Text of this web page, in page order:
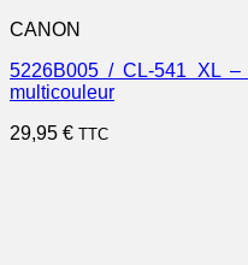
CANON
5226B005 / CL-541 XL
multicouleur
29,95 € TTC